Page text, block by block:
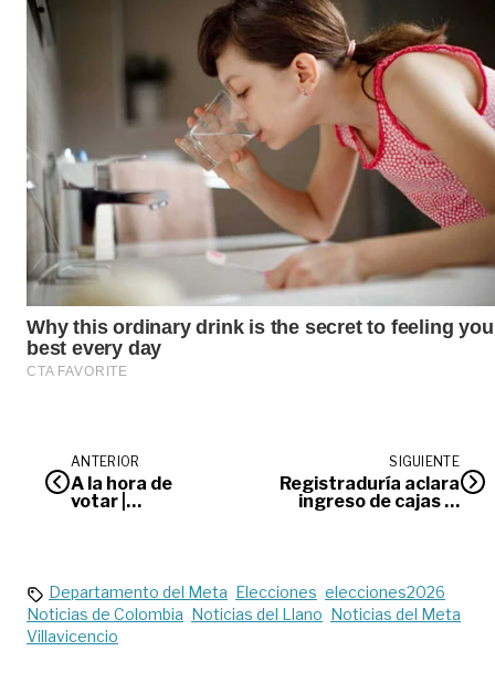
ANTERIOR
A la hora de
votar |
SIGUIENTE
Registraduría aclara
ingreso de cajas al
Departamento del Meta Elecciones elecciones2026
Noticias de Colombia Noticias del Llano Noticias del Meta
Villavicencio